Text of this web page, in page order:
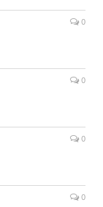
0
0
0
0